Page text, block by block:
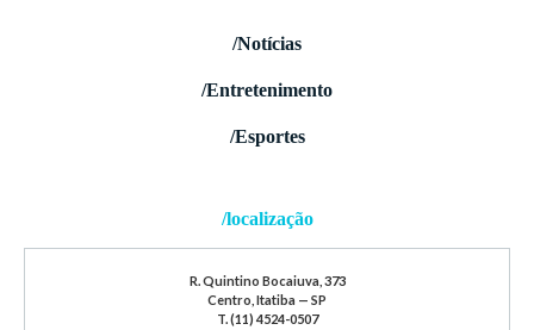
/Notícias
/Entretenimento
/Esportes
/localização
R. Quintino Bocaiuva, 373
Centro, Itatiba — SP
T. (11) 4524-0507